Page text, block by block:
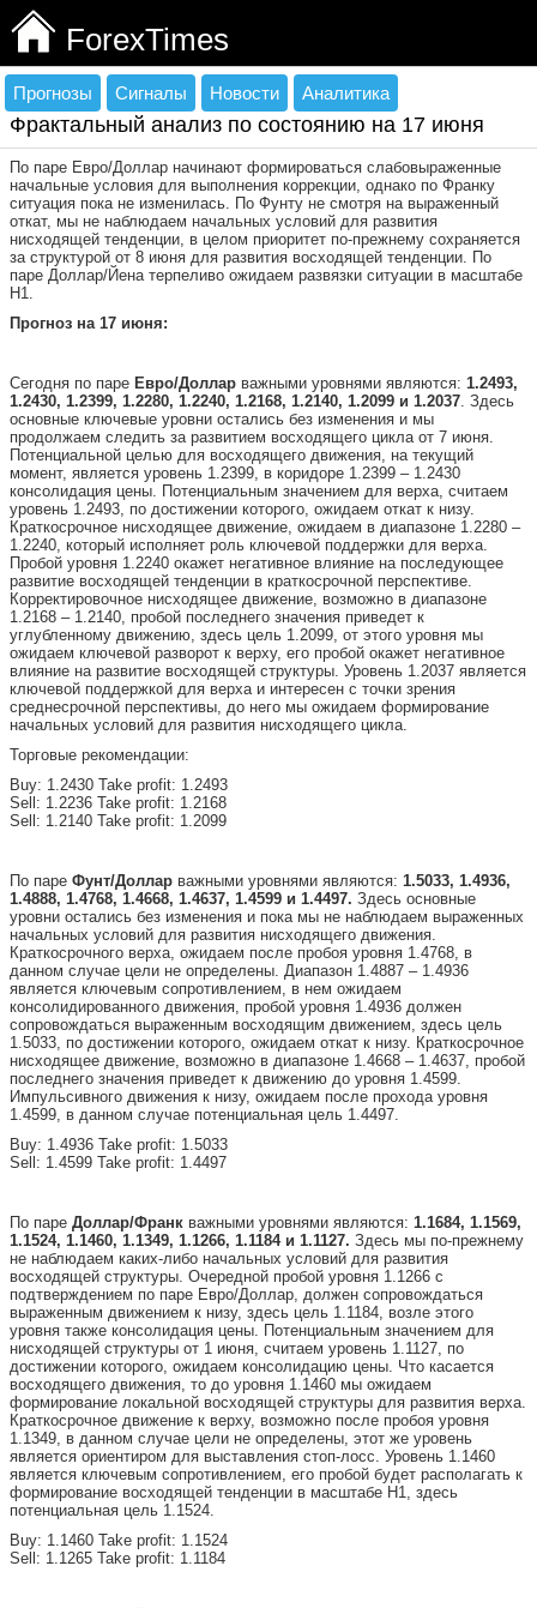
ForexTimes
Прогнозы Сигналы Новости Аналитика
Фрактальный анализ по состоянию на 17 июня
По паре Евро/Доллар начинают формироваться слабовыраженные
начальные условия для выполнения коррекции, однако по Франку
ситуация пока не изменилась. По Фунту не смотря на выраженный
откат, мы не наблюдаем начальных условий для развития
нисходящей тенденции, в целом приоритет по-прежнему сохраняется
за структурой от 8 июня для развития восходящей тенденции. По
паре Доллар/Йена терпеливо ожидаем развязки ситуации в масштабе
Н1.
Прогноз на 17 июня:
Сегодня по паре Евро/Доллар важными уровнями являются: 1.2493,
1.2430, 1.2399, 1.2280, 1.2240, 1.2168, 1.2140, 1.2099 и 1.2037. Здесь
основные ключевые уровни остались без изменения и мы
продолжаем следить за развитием восходящего цикла от 7 июня.
Потенциальной целью для восходящего движения, на текущий
момент, является уровень 1.2399, в коридоре 1.2399 – 1.2430
консолидация цены. Потенциальным значением для верха, считаем
уровень 1.2493, по достижении которого, ожидаем откат к низу.
Краткосрочное нисходящее движение, ожидаем в диапазоне 1.2280 –
1.2240, который исполняет роль ключевой поддержки для верха.
Пробой уровня 1.2240 окажет негативное влияние на последующее
развитие восходящей тенденции в краткосрочной перспективе.
Корректировочное нисходящее движение, возможно в диапазоне
1.2168 – 1.2140, пробой последнего значения приведет к
углубленному движению, здесь цель 1.2099, от этого уровня мы
ожидаем ключевой разворот к верху, его пробой окажет негативное
влияние на развитие восходящей структуры. Уровень 1.2037 является
ключевой поддержкой для верха и интересен с точки зрения
среднесрочной перспективы, до него мы ожидаем формирование
начальных условий для развития нисходящего цикла.
Торговые рекомендации:
Buy: 1.2430 Take profit: 1.2493
Sell: 1.2236 Take profit: 1.2168
Sell: 1.2140 Take profit: 1.2099
По паре Фунт/Доллар важными уровнями являются: 1.5033, 1.4936,
1.4888, 1.4768, 1.4668, 1.4637, 1.4599 и 1.4497. Здесь основные
уровни остались без изменения и пока мы не наблюдаем выраженных
начальных условий для развития нисходящего движения.
Краткосрочного верха, ожидаем после пробоя уровня 1.4768, в
данном случае цели не определены. Диапазон 1.4887 – 1.4936
является ключевым сопротивлением, в нем ожидаем
консолидированного движения, пробой уровня 1.4936 должен
сопровождаться выраженным восходящим движением, здесь цель
1.5033, по достижении которого, ожидаем откат к низу. Краткосрочное
нисходящее движение, возможно в диапазоне 1.4668 – 1.4637, пробой
последнего значения приведет к движению до уровня 1.4599.
Импульсивного движения к низу, ожидаем после прохода уровня
1.4599, в данном случае потенциальная цель 1.4497.
Buy: 1.4936 Take profit: 1.5033
Sell: 1.4599 Take profit: 1.4497
По паре Доллар/Франк важными уровнями являются: 1.1684, 1.1569,
1.1524, 1.1460, 1.1349, 1.1266, 1.1184 и 1.1127. Здесь мы по-прежнему
не наблюдаем каких-либо начальных условий для развития
восходящей структуры. Очередной пробой уровня 1.1266 с
подтверждением по паре Евро/Доллар, должен сопровождаться
выраженным движением к низу, здесь цель 1.1184, возле этого
уровня также консолидация цены. Потенциальным значением для
нисходящей структуры от 1 июня, считаем уровень 1.1127, по
достижении которого, ожидаем консолидацию цены. Что касается
восходящего движения, то до уровня 1.1460 мы ожидаем
формирование локальной восходящей структуры для развития верха.
Краткосрочное движение к верху, возможно после пробоя уровня
1.1349, в данном случае цели не определены, этот же уровень
является ориентиром для выставления стоп-лосс. Уровень 1.1460
является ключевым сопротивлением, его пробой будет располагать к
формирование восходящей тенденции в масштабе Н1, здесь
потенциальная цель 1.1524.
Buy: 1.1460 Take profit: 1.1524
Sell: 1.1265 Take profit: 1.1184